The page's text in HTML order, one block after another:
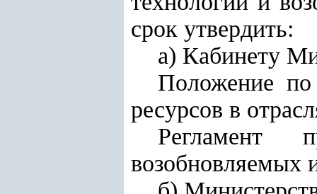
срок утвердить:
а) Кабинету
Положение по
ресурсов в
Регламент
возобновляемых